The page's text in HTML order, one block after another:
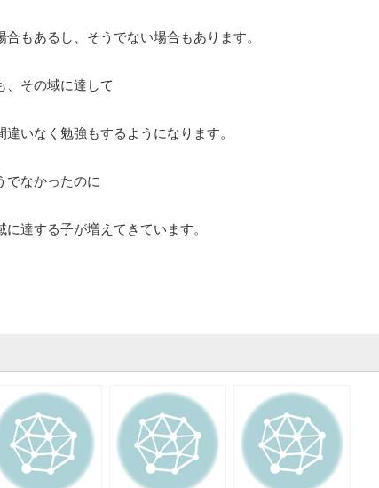
合もあるし、そうでない場合もあります。
、その域に達して
いなく勉強もするようになります。
でなかったのに
達する子が増えてきています。